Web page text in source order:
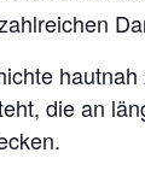
die an